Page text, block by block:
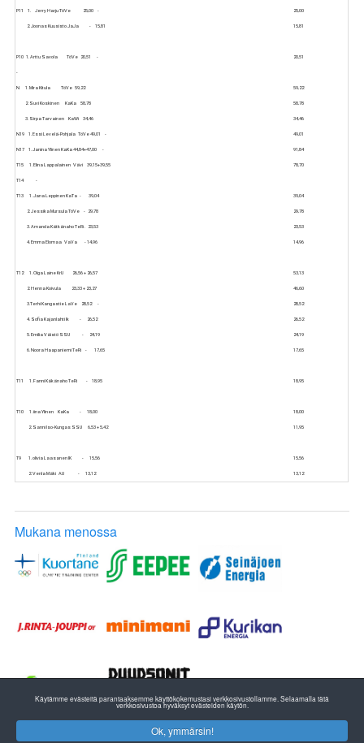
P11 1. Jerry Harju TöVe 25,00 - 25,00
2. Joonas Kuusisto JaJa - 15,81 15,81
P10 1. Arttu Savola TöVe 20,51 - 20,51
-
N 1. Mira Kitula TöVe 59,22 59,22
2. Suvi Koskinen KaKa 58,78 58,78
3. Sirpa Tarvainen KaWi 34,46 34,46
N19 1. Essi Levelä-Pohjala TöVe 49,01 - 49,01
N17 1. Janina Ylinen KaKa 44,84+47,00 - 91,84
T15 1. Elina Lappalainen Vävi 39,15+39,55 78,70
T14 -
T13 1. Jana Leppinen KaTa - 39,04 39,04
2. Jessika Mursula TöVe - 29,78 29,78
3. Amanda Kätkänaho TeRi . 23,53 23,53
4. Emma Elomaa VaVa - 14,96 14,96
T12 1. Olga Laine KrU 26,56 + 26,57 53,13
2. Henna Koivula 23,33 + 23,27 46,60
3.Terhi Kangastie LaVe 28,52 - 28,52
4. Sofia Kajanlahti Ik - 26,52 26,52
5. Emilia Väistö SSU - 24,19 24,19
6. Noora Haapaniemi TeRi - 17,65 17,65
T11 1. Fanni Käkänaho TeRi - 18,95 18,95
T10 1. iina Ylinen KaKa - 18,00 18,00
2. Sanni Iso-Kungas SSU 6,53 + 5,42 11,95
T9 1. olivia Laasanen IK - 15,56 15,56
2. Venla Mäki AU - 13,12 13,12
Mukana menossa
Käytämme evästeitä parantaaksemme käyttökokemustasi verkkosivustollamme. Selaamalla tätä
verkkosivustoa hyväksyt evästeiden käytön.
Ok, ymmärsin!